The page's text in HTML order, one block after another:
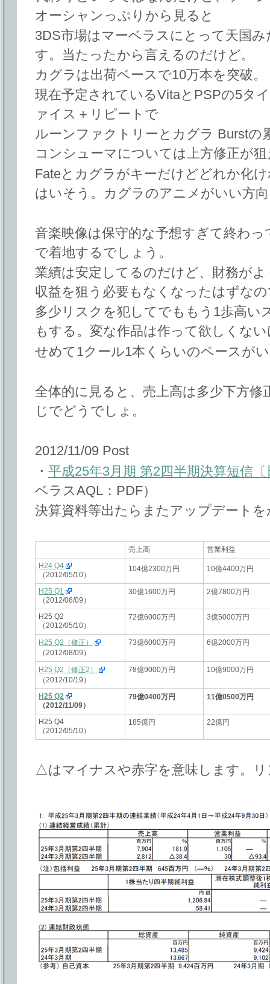
オーシャンっぷりから見ると
3DS市場はマーベラスにとって天国
す。当たったから言えるのだけど。
カグラは出荷ベースで10万本を突破。
現在予定されているVitaとPSPの5タ
ァイス＋リピートで
ルーンファクトリーとカグラ Burstの
コンシューマについては上方修正が
Fateとカグラがキーだけどどれか化
はいそう。カグラのアニメがいい方
音楽映像は保守的な予想すぎて終わ
で着地するでしょう。
業績は安定してるのだけど、財務が
収益を狙う必要もなくなったはずな
多少リスクを犯してでももう1歩高い
もする。変な作品は作って欲しくな
せめて1クール1本くらいのペースが
全体的に見ると、売上高は多少下方
じでどうでしょ。
2012/11/09 Post
・ 平成25年3月期 第2四半期決算短信
ベラスAQL：PDF）
決算資料等出たらまたアップデート
売上高
営業利益
H24 Q4
（2012/05/10）
104億2300万円 10億4400万円
H25 Q1
（2012/08/09）
30億1600万円 2億7800万円
H25 Q2
（2012/05/10）
72億6000万円 3億5000万円
H25 Q2（修正）
（2012/08/09）
73億6000万円 6億2000万円
H25 Q2（修正2）
（2012/10/19）
78億9000万円 10億9000万円
H25 Q2
（2012/11/09）
79億0400万円 11億0500万円
H25 Q4
（2012/05/10）
185億円 22億円
△はマイナスや赤字を意味します。